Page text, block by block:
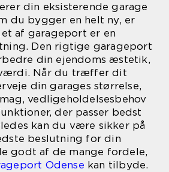
din eksisterende garage
du bygger en helt ny, er
af garageport er en
Den rigtige garageport
din ejendoms æstetik,
værdi. Når du træffer dit
din garages størrelse,
vedligeholdelsesbehov
der passer bedst
kan du være sikker på
beslutning for din
godt af de mange fordele,
Odense kan tilbyde.